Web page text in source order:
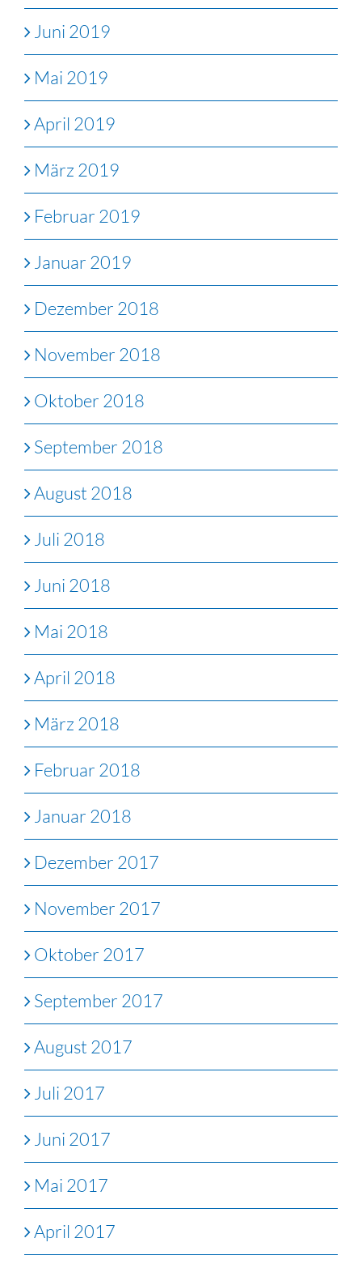
Juni 2019
Mai 2019
April 2019
März 2019
Februar 2019
Januar 2019
Dezember 2018
November 2018
Oktober 2018
September 2018
August 2018
Juli 2018
Juni 2018
Mai 2018
April 2018
März 2018
Februar 2018
Januar 2018
Dezember 2017
November 2017
Oktober 2017
September 2017
August 2017
Juli 2017
Juni 2017
Mai 2017
April 2017